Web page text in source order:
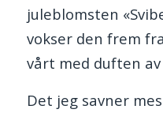
juleblomsten
vokser den frem
vårt med duften av
Det jeg savner